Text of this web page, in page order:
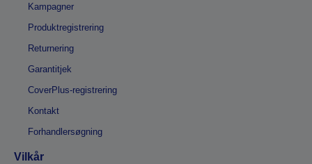
Kampagner
Produktregistrering
Returnering
Garantitjek
CoverPlus-registrering
Kontakt
Forhandlersøgning
Vilkår